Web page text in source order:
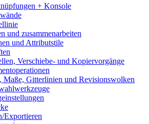
+ Konsole
und zusammenarbeiten
und Attributstile
Verschiebe- und Kopiervorgänge
Maße, Gitterlinien und Revisionswolken
Exportieren